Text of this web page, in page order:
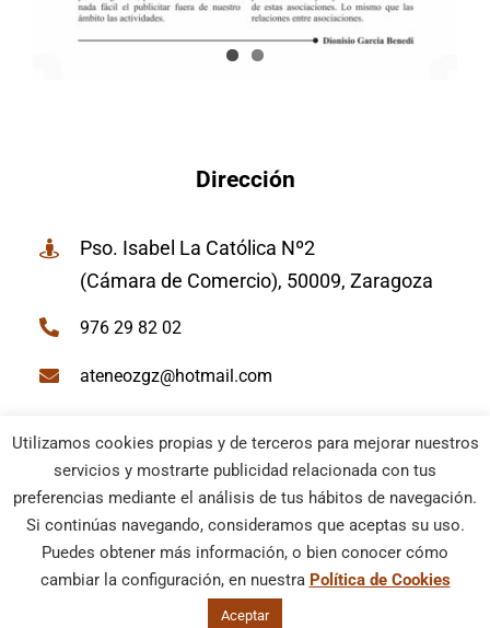
Dirección
Pso. Isabel La Católica Nº2
(Cámara de Comercio), 50009, Zaragoza
976 29 82 02
ateneozgz@hotmail.com
© Ateneo de Zaragoza | Todos los derechos reservados |
Política Cookies–Aviso Legal| Diseño webNetymedia
Utilizamos cookies propias y de terceros para mejorar nuestros
servicios y mostrarte publicidad relacionada con tus
preferencias mediante el análisis de tus hábitos de navegación.
Si continúas navegando, consideramos que aceptas su uso.
Puedes obtener más información, o bien conocer cómo
cambiar la configuración, en nuestra Política de Cookies
Aceptar